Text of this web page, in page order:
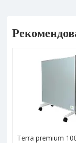
Terra premium